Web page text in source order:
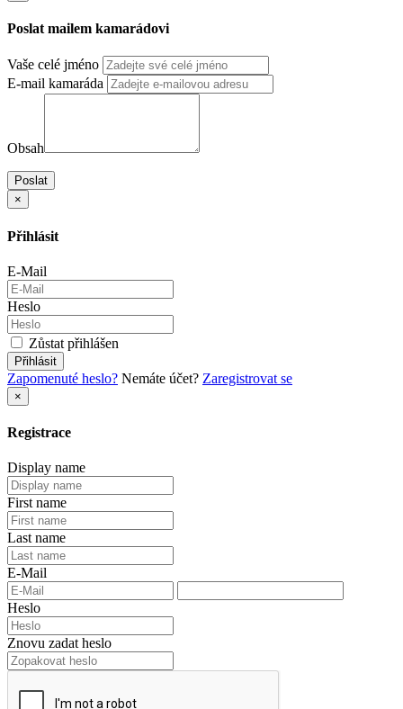
Poslat mailem kamarádovi
Vaše celé jméno
E-mail kamaráda
Obsah
Poslat
×
Přihlásit
E-Mail
Heslo
Zůstat přihlášen
Přihlásit
Zapomenuté heslo? Nemáte účet? Zaregistrovat se
×
Registrace
Display name
First name
Last name
E-Mail
Heslo
Znovu zadat heslo